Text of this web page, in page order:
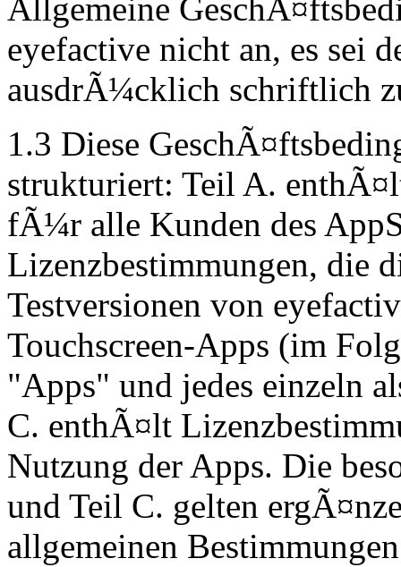
Allgemeine
eyefactive nicht an, es sei
ausdrÃ¼cklich schriftlich
1.3 Diese
strukturiert: Teil A.
fÃ¼r alle Kunden des
Lizenzbestimmungen, die
Testversionen von
Touchscreen-Apps (im
"Apps" und jedes einzeln
C. enthÃ¤lt
Nutzung der Apps. Die
und Teil C. gelten
allgemeinen